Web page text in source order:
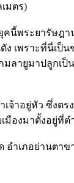
มตร)
คนี้พระยารั
เพราะที่นี่
ายูมาปลูกเ
จ้าอยู่หัว ซึ่ง
งมาตั้งอยู่ที่ต
ำเภอย่านตา